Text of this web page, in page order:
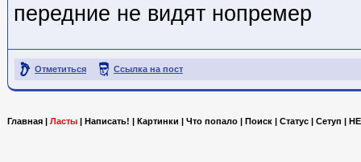
передние не видят нопремер
Отметиться Ссылка на пост
Главная | Ласты | Написать! | Картинки | Что попало | Поиск | Статус | Сетуп |